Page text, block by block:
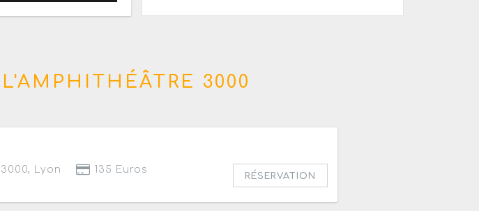
3000
au dimanche 21 février 2027
, Lyon 135 Euros
RÉSERVATION